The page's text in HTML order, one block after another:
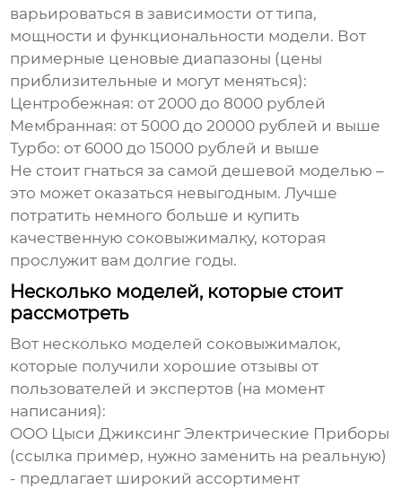
варьироваться в зависимости от типа,
мощности и функциональности модели. Вот
примерные ценовые диапазоны (цены
приблизительные и могут меняться):
Центробежная: от 2000 до 8000 рублей
Мембранная: от 5000 до 20000 рублей и выше
Турбо: от 6000 до 15000 рублей и выше
Не стоит гнаться за самой дешевой моделью –
это может оказаться невыгодным. Лучше
потратить немного больше и купить
качественную соковыжималку, которая
прослужит вам долгие годы.
Несколько моделей, которые стоит
рассмотреть
Вот несколько моделей соковыжималок,
которые получили хорошие отзывы от
пользователей и экспертов (на момент
написания):
ООО Цыси Джиксинг Электрические Приборы
(ссылка пример, нужно заменить на реальную)
- предлагает широкий ассортимент